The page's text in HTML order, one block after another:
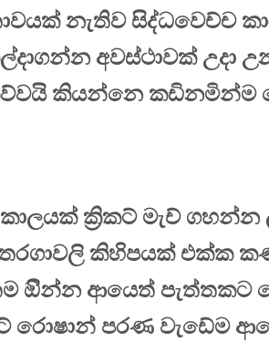
නැතිව සිද්ධවෙච්ච
අවස්ථාවක් උදා
කියන්නෙ කඩිනමින්ම
ක්‍රිකට් මැච්
කිහිපයක් එක්ක
ඔින්න ආයෙත් පැත්තකට
රොෂාන් පරණ වැඩේම